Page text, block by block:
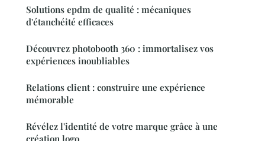
Solutions epdm de qualité : mécaniques
d'étanchéité efficaces
Découvrez photobooth 360 : immortalisez vos
expériences inoubliables
Relations client : construire une expérience
mémorable
Révélez l'identité de votre marque grâce à une
création logo.